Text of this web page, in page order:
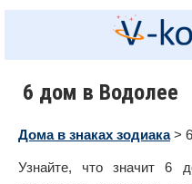
6 дом в Водолее
Дома в знаках зодиака>
Узнайте, что значит 6